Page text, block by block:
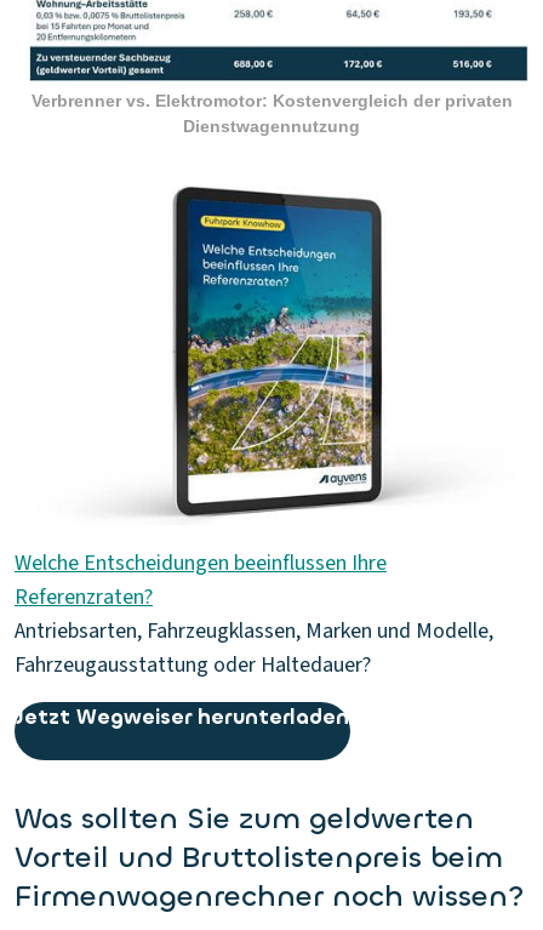
Verbrenner vs. Elektromotor: Kostenvergleich der privaten
Dienstwagennutzung
Welche Entscheidungen beeinflussen Ihre
Referenzraten?
Antriebsarten, Fahrzeugklassen, Marken und Modelle,
Fahrzeugausstattung oder Haltedauer?
Jetzt Wegweiser herunterladen
Was sollten Sie zum geldwerten
Vorteil und Bruttolistenpreis beim
Firmenwagenrechner noch wissen?